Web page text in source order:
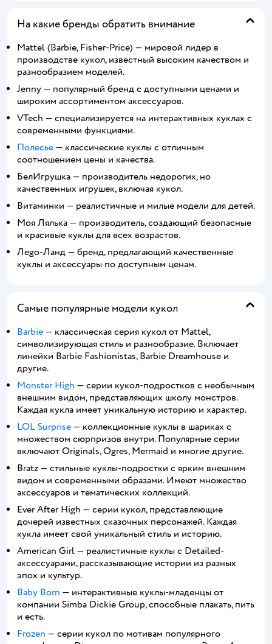
На какие бренды обратить внимание
Mattel (Barbie, Fisher-Price) — мировой лидер в
производстве кукол, известный высоким качеством и
разнообразием моделей.
Jenny — популярный бренд с доступными ценами и
широким ассортиментом аксессуаров.
VTech — специализируется на интерактивных куклах с
современными функциями.
Полесье — классические куклы с отличным
соотношением цены и качества.
БелИгрушка — производитель недорогих, но
качественных игрушек, включая кукол.
Витаминки — реалистичные и милые модели для детей.
Моя Лялька — производитель, создающий безопасные
и красивые куклы для всех возрастов.
Лego-Ланд — бренд, предлагающий качественные
куклы и аксессуары по доступным ценам.
Самые популярные модели кукол
Barbie — классическая серия кукол от Mattel,
символизирующая стиль и разнообразие. Включает
линейки Barbie Fashionistas, Barbie Dreamhouse и
другие.
Monster High — серии кукол-подростков с необычным
внешним видом, представляющих школу монстров.
Каждая кукла имеет уникальную историю и характер.
LOL Surprise — коллекционные куклы в шариках с
множеством сюрпризов внутри. Популярные серии
включают Originals, Ogres, Mermaid и многие другие.
Bratz — стильные куклы-подростки с ярким внешним
видом и современными образами. Имеют множество
аксессуаров и тематических коллекций.
Ever After High — серии кукол, представляющие
дочерей известных сказочных персонажей. Каждая
кукла имеет свой уникальный стиль и историю.
American Girl — реалистичные куклы с Detailed-
аксессуарами, рассказывающие истории из разных
эпох и культур.
Baby Born — интерактивные куклы-младенцы от
компании Simba Dickie Group, способные плакать, пить
и есть.
Frozen — серии кукол по мотивам популярного